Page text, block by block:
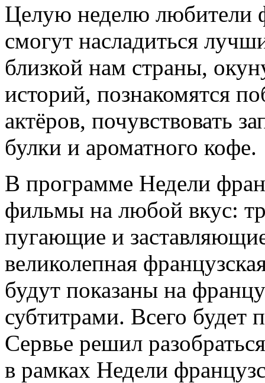
Целую неделю любители
смогут насладиться
близкой нам страны,
историй, познакомятся
актёров, почувствовать
булки и ароматного кофе.
В программе Недели
фильмы на любой вкус:
пугающие и
великолепная
будут показаны на
субтитрами. Всего будет
Сервье решил
в рамках Недели